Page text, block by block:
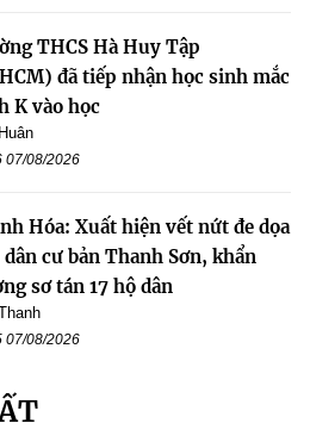
THCS Hà Huy Tập
đã tiếp nhận học sinh mắc
K vào học
07/08/2026
Hóa: Xuất hiện vết nứt đe dọa
cư bản Thanh Sơn, khẩn
sơ tán 17 hộ dân
07/08/2026